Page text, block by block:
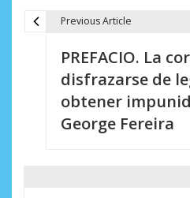
Previous Article
PREFACIO. La
disfrazarse de
obtener
George Fereira